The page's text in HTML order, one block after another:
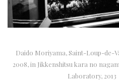
Daido Moriyama, Saint-Loup-de-
2008, in Jikkenshitsu kara no
Laboratory, 2013